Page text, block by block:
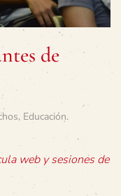
de
, Educación.
web y sesiones de